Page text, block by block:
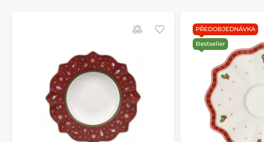
průmyslové krabici. Při objednávce 4 kusů
a více, bude zboží dodáno v originálním
PŘEDOBJEDNÁVKA
Bestseller